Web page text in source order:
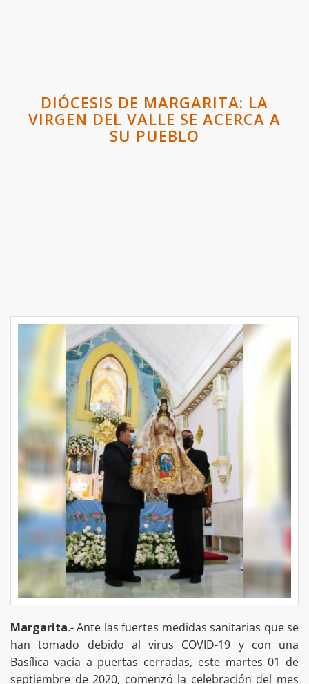
DIÓCESIS DE MARGARITA: LA
VIRGEN DEL VALLE SE ACERCA A
SU PUEBLO
Margarita.- Ante las fuertes medidas sanitarias que se
han tomado debido al virus COVID-19 y con una
Basílica vacía a puertas cerradas, este martes 01 de
septiembre de 2020, comenzó la celebración del mes